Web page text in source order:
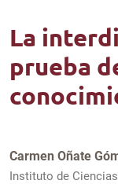
La
prueba
Carmen Oñate
Instituto de